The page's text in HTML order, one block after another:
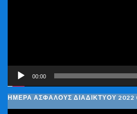
00:00
ΗΜΈΡΑ ΑΣΦΑΛΟΎΣ ΔΙΑΔΙΚΤΎΟΥ 2022